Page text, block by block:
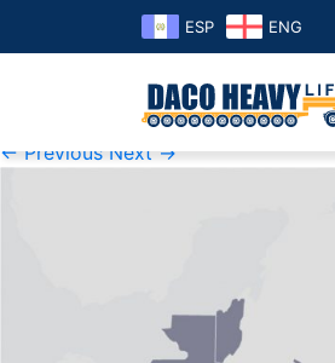
ESP ENG
surinam-2
20 de February de 2019
← Previous Next →